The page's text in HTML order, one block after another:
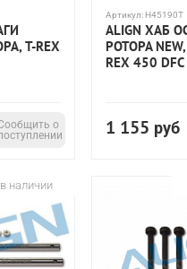
T-REX
о
Артикул: H45190T
ALIGN ХАБ
РОТОРА
REX 450 DFC
1 155 руб
наличии